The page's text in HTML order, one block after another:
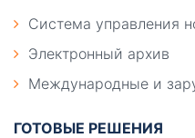
Система управления
Электронный архив
Международные и
ГОТОВЫЕ РЕШЕНИЯ